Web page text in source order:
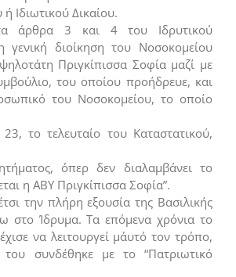
Ιδιωτικού Δικαίου.
άρθρα 3 και 4 του Ιδρυτικού
γενική διοίκηση του Νοσοκομείου
Πριγκίπισσα Σοφία μαζί με
του οποίου προήδρευε, και
του Νοσοκομείου, το οποίο
το τελευταίο του Καταστατικού,
όπερ δεν διαλαμβάνει το
η ΑΒΥ Πριγκίπισσα Σοφία”.
την πλήρη εξουσία της Βασιλικής
στο Ίδρυμα. Τα επόμενα χρόνια το
να λειτουργεί μ΄αυτό τον τρόπο,
συνδέθηκε με το “Πατριωτικό